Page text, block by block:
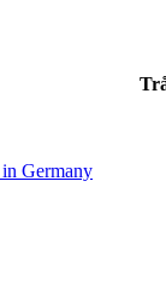
Germany